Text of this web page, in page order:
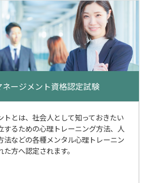
ネージメント資格認定試験
トとは、社会人として知っておきたい
るための心理トレーニング方法、人
法などの各種メンタル心理トレーニン
方へ認定されます。